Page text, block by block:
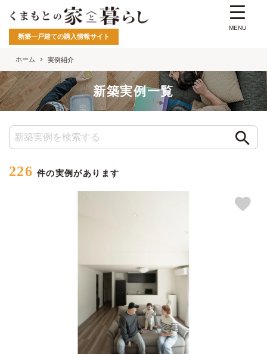
新築一戸建ての購入情報サイト
ホーム 実例紹介
新築実例一覧
226 件の実例があります
MENU